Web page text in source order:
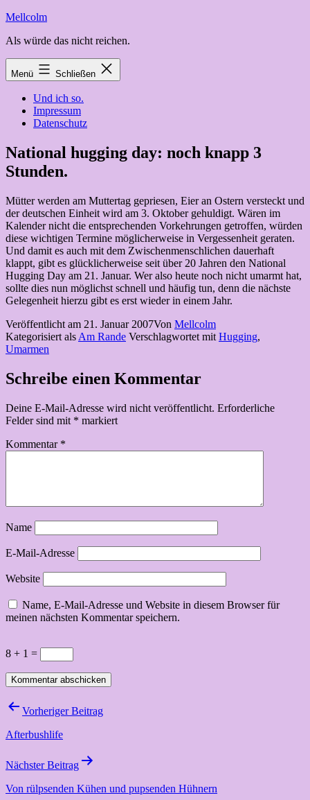
Zum
springen
Mellcolm
Als würde das nicht reichen.
Menü Schließen
Und ich so.
Impressum
Datenschutz
National hugging day: noch knapp 3
Stunden.
Mütter werden am Muttertag gepriesen, Eier an Ostern versteckt und
der deutschen Einheit wird am 3. Oktober gehuldigt. Wären im
Kalender nicht die entsprechenden Vorkehrungen getroffen, würden
diese wichtigen Termine möglicherweise in Vergessenheit geraten.
Und damit es auch mit dem Zwischenmenschlichen dauerhaft
klappt, gibt es glücklicherweise seit über 20 Jahren den National
Hugging Day am 21. Januar. Wer also heute noch nicht umarmt hat,
sollte dies nun möglichst schnell und häufig tun, denn die nächste
Gelegenheit hierzu gibt es erst wieder in einem Jahr.
Veröffentlicht am 21. Januar 2007Von Mellcolm
Kategorisiert als Am Rande Verschlagwortet mit Hugging,
Umarmen
Schreibe einen Kommentar
Deine E-Mail-Adresse wird nicht veröffentlicht. Erforderliche
Felder sind mit * markiert
Kommentar *
Name
E-Mail-Adresse
Website
Name, E-Mail-Adresse und Website in diesem Browser für
meinen nächsten Kommentar speichern.
8 + 1 =
Beitragsnavigation
Vorheriger Beitrag
Afterbushlife
Nächster Beitrag
Von rülpsenden Kühen und pupsenden Hühnern